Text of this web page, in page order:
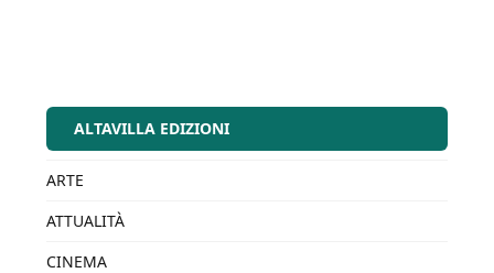
ALTAVILLA EDIZIONI
ARTE
ATTUALITÀ
CINEMA